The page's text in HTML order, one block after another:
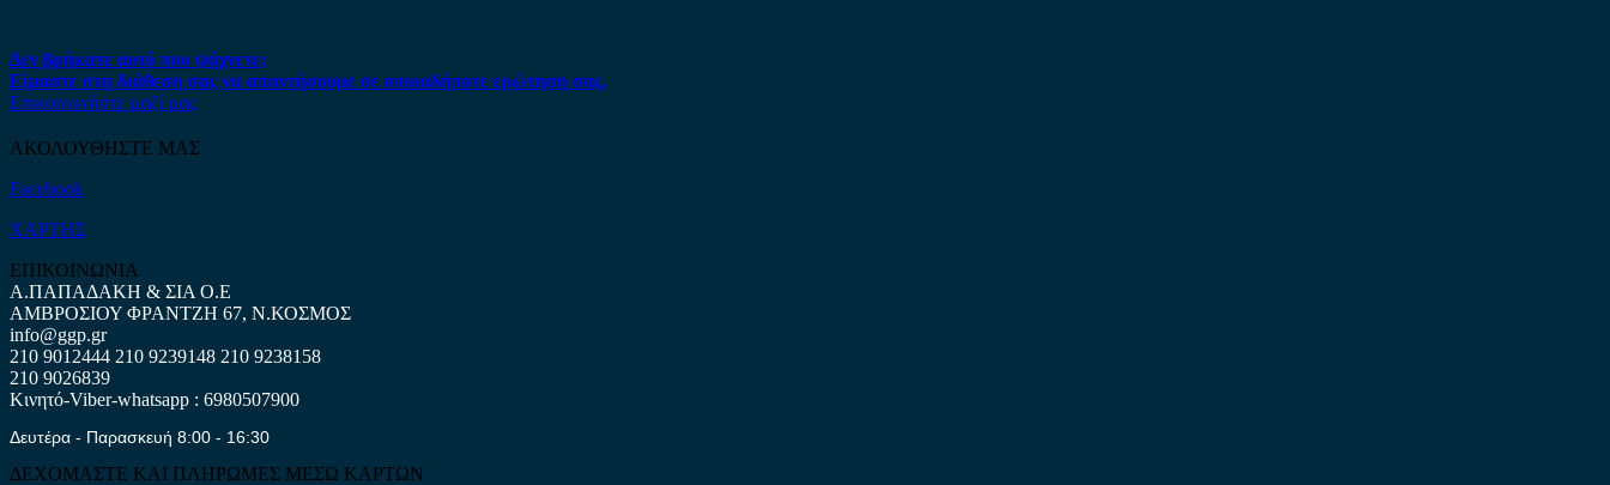
Δεν βρήκατε αυτό που ψάχνετε;
Είμαστε στη διάθεση σας να απαντήσουμε σε οποιαδήποτε ερώτηση σας.
Επικοινωνήστε μαζί μας
ΑΚΟΛΟΥΘΗΣΤΕ ΜΑΣ
Facebook
ΧΑΡΤΗΣ
ΕΠΙΚΟΙΝΩΝΙΑ
Α.ΠΑΠΑΔΑΚΗ & ΣΙΑ Ο.Ε
ΑΜΒΡΟΣΙΟΥ ΦΡΑΝΤΖΗ 67, Ν.ΚΟΣΜΟΣ
info@ggp.gr
210 9012444 210 9239148 210 9238158
210 9026839
Κινητό-Viber-whatsapp : 6980507900
Δευτέρα - Παρασκευή 8:00 - 16:30
ΔΕΧΟΜΑΣΤΕ ΚΑΙ ΠΛΗΡΩΜΕΣ ΜΕΣΩ ΚΑΡΤΩΝ